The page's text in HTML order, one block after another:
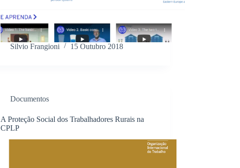
Silvio Frangioni 15 Outubro 2018
Documentos
A Proteção Social dos Trabalhadores Rurais na
CPLP